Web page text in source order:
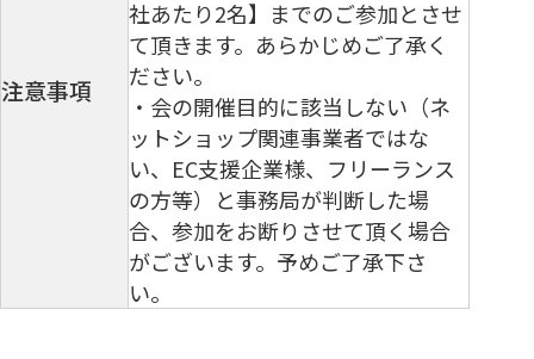
注意事項
社あたり2名】までのご参加とさせ
て頂きます。あらかじめご了承く
ださい。
・会の開催目的に該当しない（ネ
ットショップ関連事業者ではな
い、EC支援企業様、フリーランス
の方等）と事務局が判断した場
合、参加をお断りさせて頂く場合
がございます。予めご了承下さ
い。